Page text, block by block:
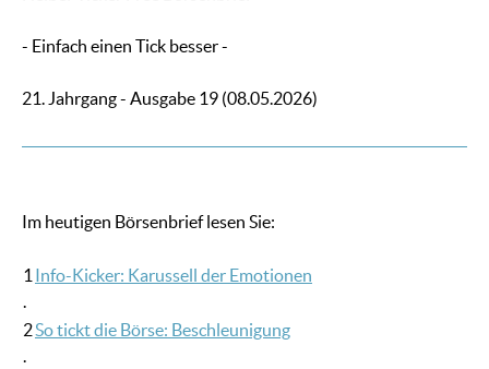
- Einfach einen Tick besser -
21. Jahrgang - Ausgabe 19 (08.05.2026)
Im heutigen Börsenbrief lesen Sie:
1
.
Info-Kicker: Karussell der Emotionen
2
.
So tickt die Börse: Beschleunigung